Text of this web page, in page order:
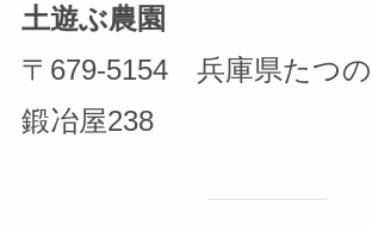
土遊ぶ農園
〒679-5154 兵庫県たつ
鍛冶屋238